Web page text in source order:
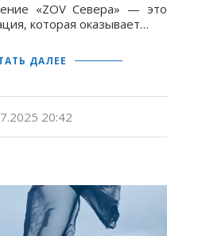
«ZOV Севера» — это
которая оказывает…
ДАЛЕЕ
20:42